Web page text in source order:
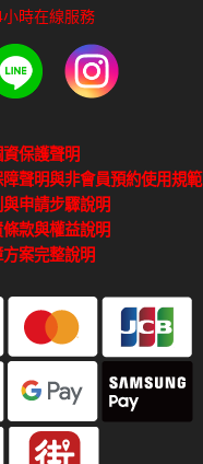
時在線服務
保護聲明
聲明與非會員預約使用規範
申請步驟說明
款與權益說明
案完整說明